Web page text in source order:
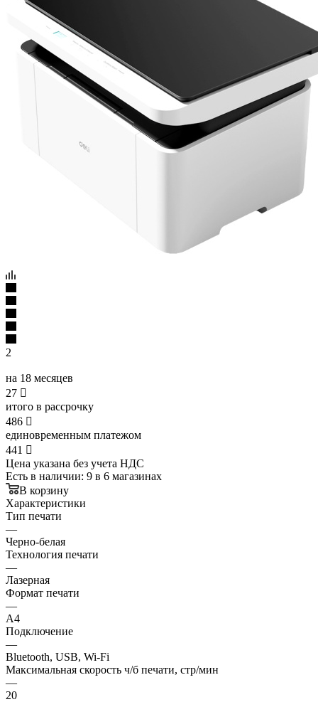
2
на 18 месяцев
27 
итого в рассрочку
486 
единовременным платежом
441 
Цена указана без учета НДС
Есть в наличии: 9 в 6 магазинах
В корзину
Характеристики
Тип печати
—
Черно-белая
Технология печати
—
Лазерная
Формат печати
—
A4
Подключение
—
Bluetooth, USB, Wi-Fi
Максимальная скорость ч/б печати, стр/мин
—
20